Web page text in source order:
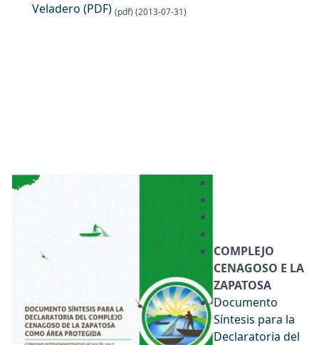
Veladero (PDF) (pdf) (2013-07-31)
COMPLEJO
CENAGOSO E LA
ZAPATOSA
Documento
Síntesis para la
Declaratoria del